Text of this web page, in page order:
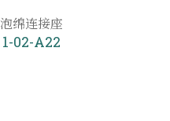
泡绵连接座
1-02-A22